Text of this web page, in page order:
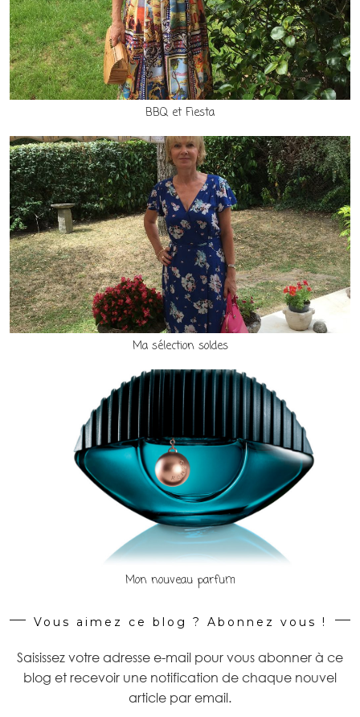
BBQ et Fiesta
Ma sélection soldes
Mon nouveau parfum
Vous aimez ce blog ? Abonnez vous !
Saisissez votre adresse e-mail pour vous abonner à ce
blog et recevoir une notification de chaque nouvel
article par email.